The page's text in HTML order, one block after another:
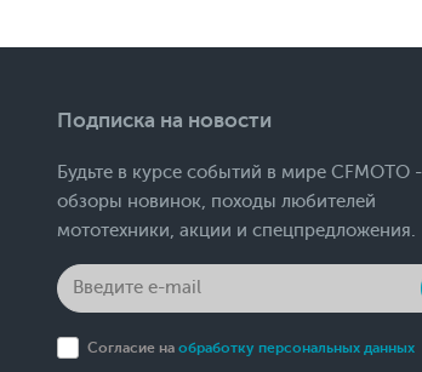
Подписка на новости
Будьте в курсе событий в мире CFMOTO -
обзоры новинок, походы любителей
мототехники, акции и спецпредложения.
Согласие на обработку персональных данных